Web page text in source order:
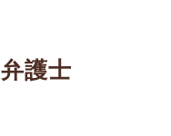
弁護士